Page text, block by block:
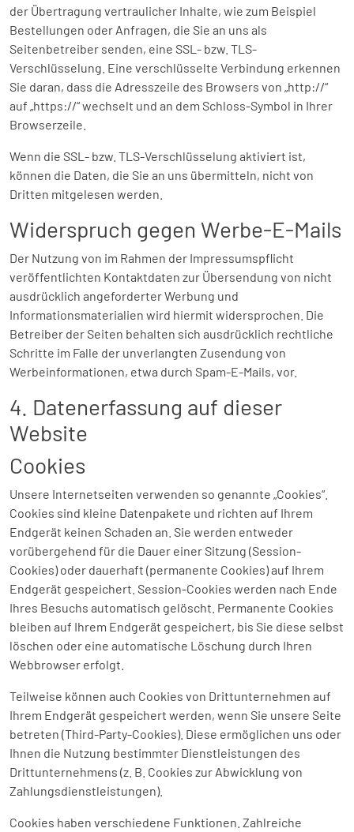
der Übertragung vertraulicher Inhalte, wie zum Beispiel
Bestellungen oder Anfragen, die Sie an uns als
Seitenbetreiber senden, eine SSL- bzw. TLS-
Verschlüsselung. Eine verschlüsselte Verbindung erkennen
Sie daran, dass die Adresszeile des Browsers von „http://“
auf „https://“ wechselt und an dem Schloss-Symbol in Ihrer
Browserzeile.
Wenn die SSL- bzw. TLS-Verschlüsselung aktiviert ist,
können die Daten, die Sie an uns übermitteln, nicht von
Dritten mitgelesen werden.
Widerspruch gegen Werbe-E-Mails
Der Nutzung von im Rahmen der Impressumspflicht
veröffentlichten Kontaktdaten zur Übersendung von nicht
ausdrücklich angeforderter Werbung und
Informationsmaterialien wird hiermit widersprochen. Die
Betreiber der Seiten behalten sich ausdrücklich rechtliche
Schritte im Falle der unverlangten Zusendung von
Werbeinformationen, etwa durch Spam-E-Mails, vor.
4. Datenerfassung auf dieser
Website
Cookies
Unsere Internetseiten verwenden so genannte „Cookies“.
Cookies sind kleine Datenpakete und richten auf Ihrem
Endgerät keinen Schaden an. Sie werden entweder
vorübergehend für die Dauer einer Sitzung (Session-
Cookies) oder dauerhaft (permanente Cookies) auf Ihrem
Endgerät gespeichert. Session-Cookies werden nach Ende
Ihres Besuchs automatisch gelöscht. Permanente Cookies
bleiben auf Ihrem Endgerät gespeichert, bis Sie diese selbst
löschen oder eine automatische Löschung durch Ihren
Webbrowser erfolgt.
Teilweise können auch Cookies von Drittunternehmen auf
Ihrem Endgerät gespeichert werden, wenn Sie unsere Seite
betreten (Third-Party-Cookies). Diese ermöglichen uns oder
Ihnen die Nutzung bestimmter Dienstleistungen des
Drittunternehmens (z. B. Cookies zur Abwicklung von
Zahlungsdienstleistungen).
Cookies haben verschiedene Funktionen. Zahlreiche